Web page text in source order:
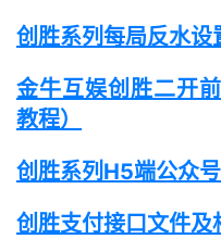
创胜系列每局反水设
金牛互娱创胜二开
教程）
创胜系列H5端公众
创胜支付接口文件及